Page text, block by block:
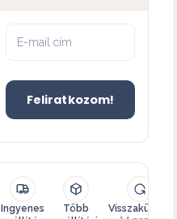
Feliratkozom!
Ingyenes
Több
Visszaküldés